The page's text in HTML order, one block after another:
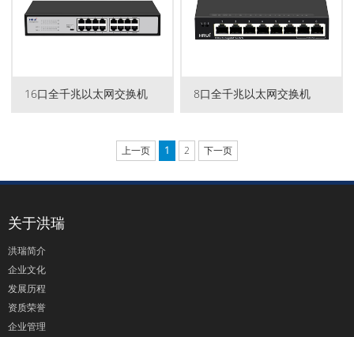
16口全千兆以太网交换机 8口全千兆以太网交换机
上一页 1 2 下一页
关于洪瑞
洪瑞简介
企业文化
发展历程
资质荣誉
企业管理